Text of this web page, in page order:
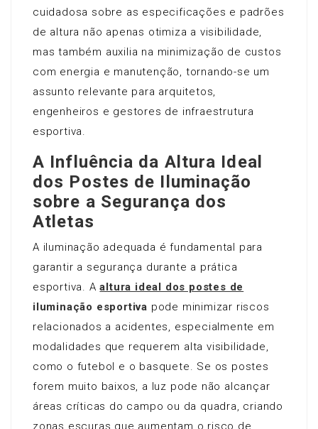
cuidadosa sobre as especificações e padrões
de altura não apenas otimiza a visibilidade,
mas também auxilia na minimização de custos
com energia e manutenção, tornando-se um
assunto relevante para arquitetos,
engenheiros e gestores de infraestrutura
esportiva.
A Influência da Altura Ideal
dos Postes de Iluminação
sobre a Segurança dos
Atletas
A iluminação adequada é fundamental para
garantir a segurança durante a prática
esportiva. Aaltura ideal dos postes de
iluminação esportiva pode minimizar riscos
relacionados a acidentes, especialmente em
modalidades que requerem alta visibilidade,
como o futebol e o basquete. Se os postes
forem muito baixos, a luz pode não alcançar
áreas críticas do campo ou da quadra, criando
zonas escuras que aumentam o risco de